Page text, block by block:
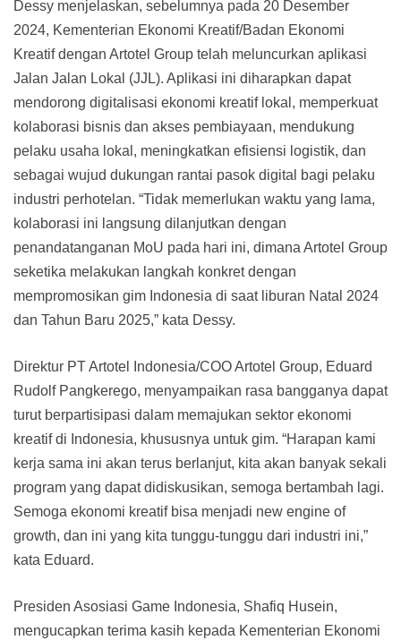
Dessy menjelaskan, sebelumnya pada 20 Desember
2024, Kementerian Ekonomi Kreatif/Badan Ekonomi
Kreatif dengan Artotel Group telah meluncurkan aplikasi
Jalan Jalan Lokal (JJL). Aplikasi ini diharapkan dapat
mendorong digitalisasi ekonomi kreatif lokal, memperkuat
kolaborasi bisnis dan akses pembiayaan, mendukung
pelaku usaha lokal, meningkatkan efisiensi logistik, dan
sebagai wujud dukungan rantai pasok digital bagi pelaku
industri perhotelan. “Tidak memerlukan waktu yang lama,
kolaborasi ini langsung dilanjutkan dengan
penandatanganan MoU pada hari ini, dimana Artotel Group
seketika melakukan langkah konkret dengan
mempromosikan gim Indonesia di saat liburan Natal 2024
dan Tahun Baru 2025,” kata Dessy.
Direktur PT Artotel Indonesia/COO Artotel Group, Eduard
Rudolf Pangkerego, menyampaikan rasa bangganya dapat
turut berpartisipasi dalam memajukan sektor ekonomi
kreatif di Indonesia, khususnya untuk gim. “Harapan kami
kerja sama ini akan terus berlanjut, kita akan banyak sekali
program yang dapat didiskusikan, semoga bertambah lagi.
Semoga ekonomi kreatif bisa menjadi new engine of
growth, dan ini yang kita tunggu-tunggu dari industri ini,”
kata Eduard.
Presiden Asosiasi Game Indonesia, Shafiq Husein,
mengucapkan terima kasih kepada Kementerian Ekonomi